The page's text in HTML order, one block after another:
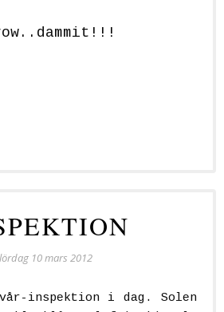
lördag 10 mars 2012
inspektion i dag. Solen